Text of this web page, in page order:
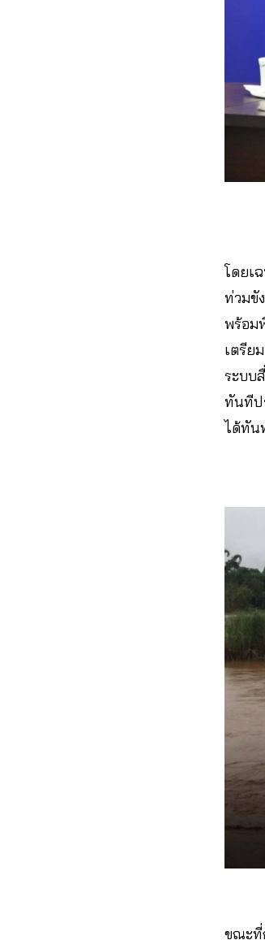
โดยเ
ท่วมขั
พร้อม
เตรีย
ระบบ
ทันทีป
ได้ทัน
ขณะที่